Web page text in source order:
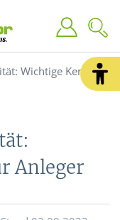
Wichtige Kennzahl
Anleger